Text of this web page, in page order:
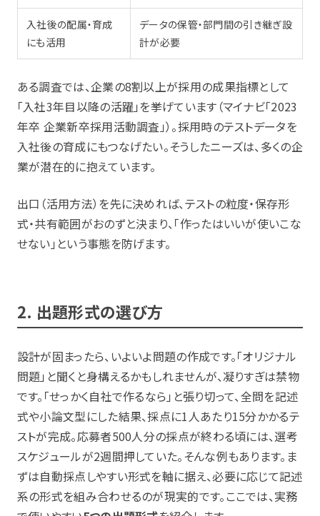
入社後の配属・育成
にも活用
データの保管・部門間の引き継ぎ設
計が必要
ある調査では、企業の8割以上が採用の成果指標として
「入社3年目以降の活躍」を挙げています（マイナビ「2023
年卒 企業新卒採用活動調査」）。採用時のテストデータを
入社後の育成にもつなげたい。そうしたニーズは、多くの企
業が潜在的に抱えています。
出口（活用方法）を先に決めれば、テストの粒度・保存形
式・共有範囲がおのずと決まり、「作ったはいいが使いこな
せない」という事態を防げます。
2. 出題形式の選び方
設計が固まったら、いよいよ問題の作成です。「オリジナル
問題」と聞くと身構えるかもしれませんが、凝りすぎは禁物
です。「せっかく自社で作るなら」と張り切って、全問を記述
式や小論文型にした結果、採点に1人あたり15分かかるテ
ストが完成。応募者500人分の採点が終わる頃には、選考
スケジュールが2週間押していた。そんな例もあります。ま
ずは自動採点しやすい形式を軸に据え、必要に応じて記述
系の形式を組み合わせるのが現実的です。ここでは、実務